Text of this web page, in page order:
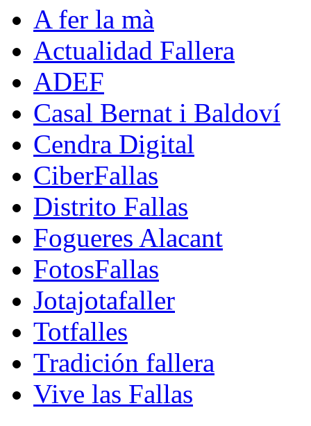
A fer la mà
Actualidad Fallera
ADEF
Casal Bernat i Baldoví
Cendra Digital
CiberFallas
Distrito Fallas
Fogueres Alacant
FotosFallas
Jotajotafaller
Totfalles
Tradición fallera
Vive las Fallas